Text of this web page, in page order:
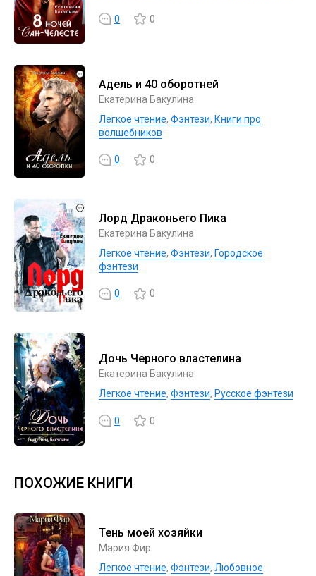
0 0
Адель и 40 оборотней
Екатерина Бакулина
Легкое чтение, Фэнтези, Книги про
волшебников
0 0
Лорд Драконьего Пика
Екатерина Бакулина
Легкое чтение, Фэнтези, Городское
фэнтези
0 0
Дочь Черного властелина
Екатерина Бакулина
Легкое чтение, Фэнтези, Русское фэнтези
0 0
ПОХОЖИЕ КНИГИ
Тень моей хозяйки
Мария Фир
Легкое чтение, Фэнтези, Любовное